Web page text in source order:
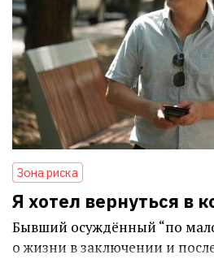
Зона риска
Я хотел вернуться в
Бывший осуждённый “по
о жизни в заключении и